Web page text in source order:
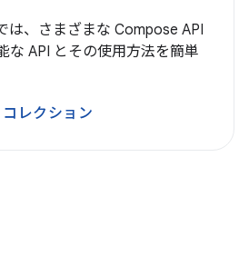
は、さまざまな Compose API
な API とその使用方法を簡単
レクション